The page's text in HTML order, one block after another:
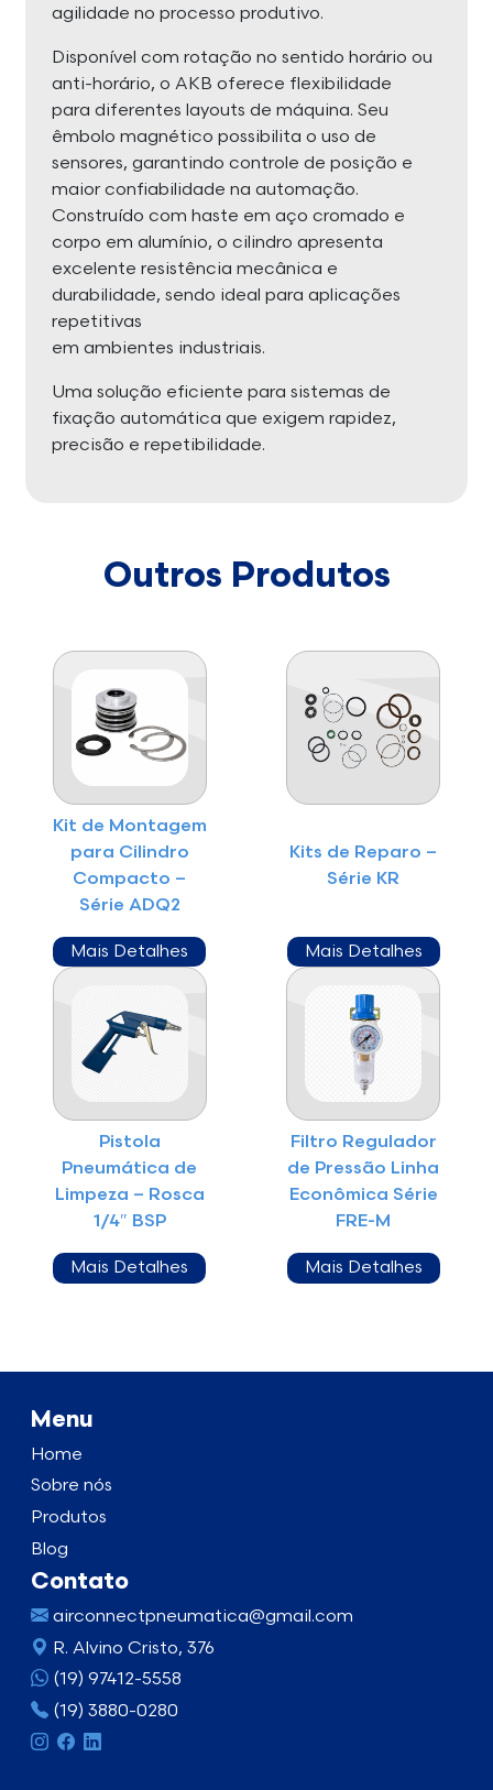
agilidade no processo produtivo.
Disponível com rotação no sentido horário ou
anti-horário, o AKB oferece flexibilidade
para diferentes layouts de máquina. Seu
êmbolo magnético possibilita o uso de
sensores, garantindo controle de posição e
maior confiabilidade na automação.
Construído com haste em aço cromado e
corpo em alumínio, o cilindro apresenta
excelente resistência mecânica e
durabilidade, sendo ideal para aplicações
repetitivas
em ambientes industriais.
Uma solução eficiente para sistemas de
fixação automática que exigem rapidez,
precisão e repetibilidade.
Outros Produtos
Kit de Montagem
para Cilindro
Compacto –
Série ADQ2
Mais Detalhes
Kits de Reparo –
Série KR
Mais Detalhes
Pistola
Pneumática de
Limpeza – Rosca
1/4″ BSP
Mais Detalhes
Filtro Regulador
de Pressão Linha
Econômica Série
FRE-M
Mais Detalhes
Menu
Home
Sobre nós
Produtos
Blog
Contato
airconnectpneumatica@gmail.com
R. Alvino Cristo, 376
(19) 97412-5558
(19) 3880-0280